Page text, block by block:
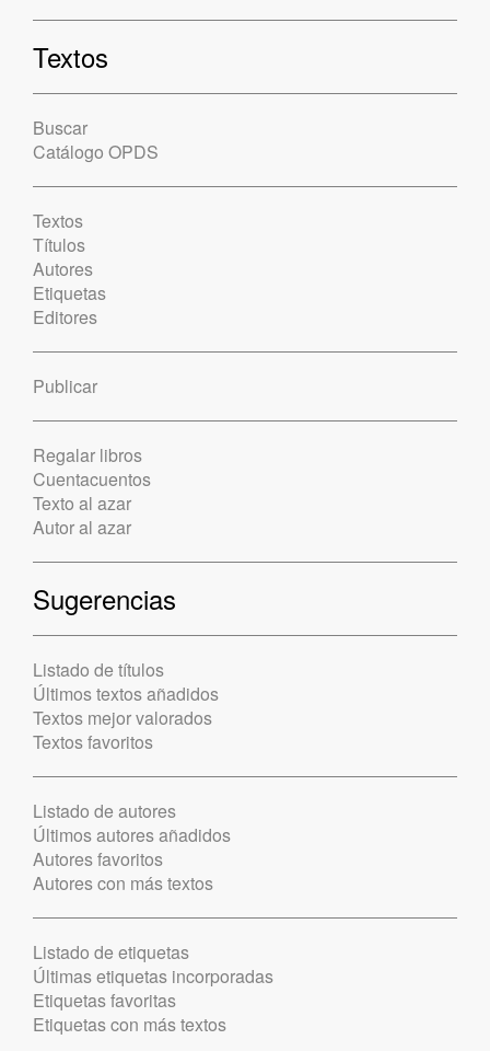
Textos
Buscar
Catálogo OPDS
Textos
Títulos
Autores
Etiquetas
Editores
Publicar
Regalar libros
Cuentacuentos
Texto al azar
Autor al azar
Sugerencias
Listado de títulos
Últimos textos añadidos
Textos mejor valorados
Textos favoritos
Listado de autores
Últimos autores añadidos
Autores favoritos
Autores con más textos
Listado de etiquetas
Últimas etiquetas incorporadas
Etiquetas favoritas
Etiquetas con más textos